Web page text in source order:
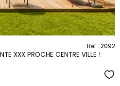
XXX PROCHE CENTRE VILLE !
Réf : 2092